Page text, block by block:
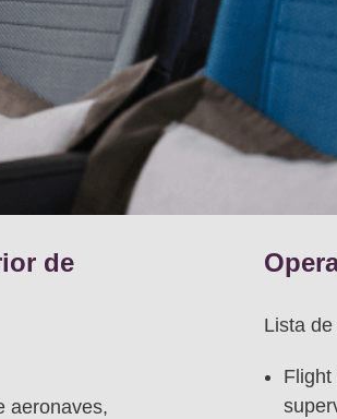
de
aeronaves,
Lista
Flight